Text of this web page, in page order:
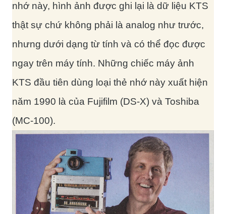
nhớ này, hình ảnh được ghi lại là dữ liệu KTS
thật sự chứ không phải là analog như trước,
nhưng dưới dạng từ tính và có thể đọc được
ngay trên máy tính. Những chiếc máy ảnh
KTS đầu tiên dùng loại thẻ nhớ này xuất hiện
năm 1990 là của Fujifilm (DS-X) và Toshiba
(MC-100).